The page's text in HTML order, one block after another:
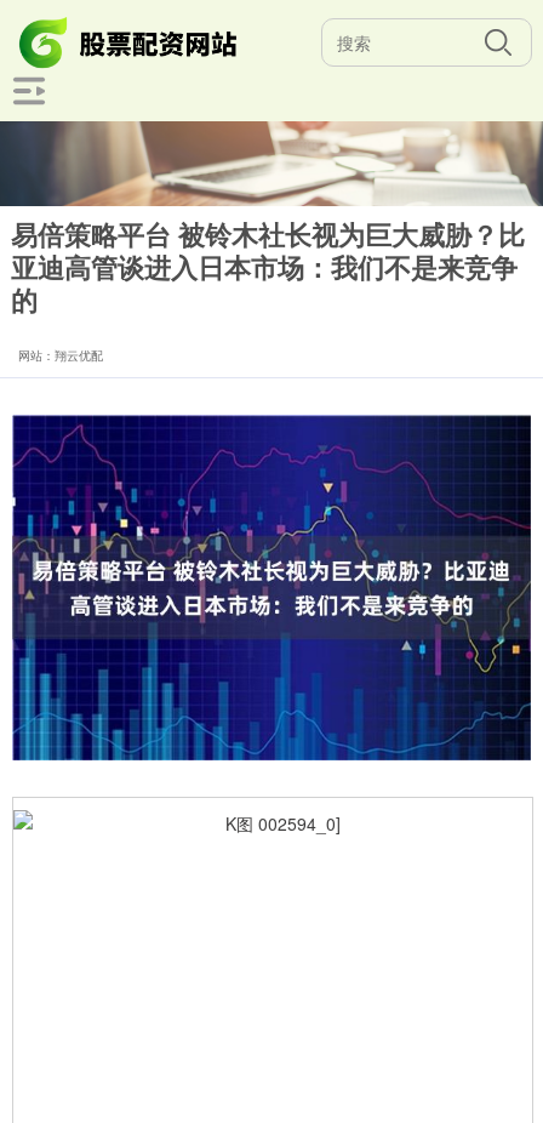
易倍策略平台 被铃木社长视为巨大威胁？比
亚迪高管谈进入日本市场：我们不是来竞争
的
网站：翔云优配